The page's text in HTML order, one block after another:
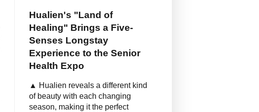
Hualien's "Land of
Healing" Brings a Five-
Senses Longstay
Experience to the Senior
Health Expo
▲ Hualien reveals a different kind
of beauty with each changing
season, making it the perfect